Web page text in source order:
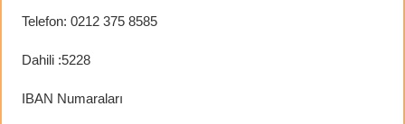
Telefon: 0212 375 8585
Dahili :5228
IBAN Numaraları